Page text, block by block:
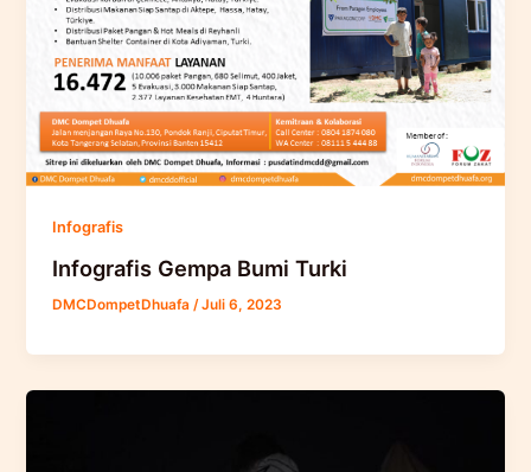
Infografis
Infografis Gempa Bumi Turki
DMCDompetDhuafa /Juli 6, 2023